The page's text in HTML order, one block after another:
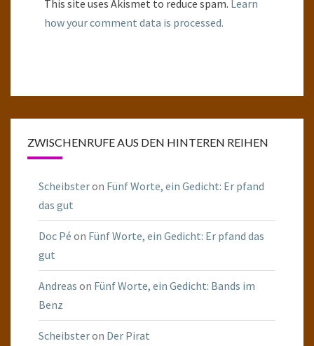
This site uses Akismet to reduce spam. Learn
how your comment data is processed.
ZWISCHENRUFE AUS DEN HINTEREN REIHEN
Scheibsteron Fünf Worte, ein Gedicht: Er pfand
das gut
Doc Pé on Fünf Worte, ein Gedicht: Er pfand das
gut
Andreas on Fünf Worte, ein Gedicht: Bands im
Benz
Scheibsteron Der Pirat